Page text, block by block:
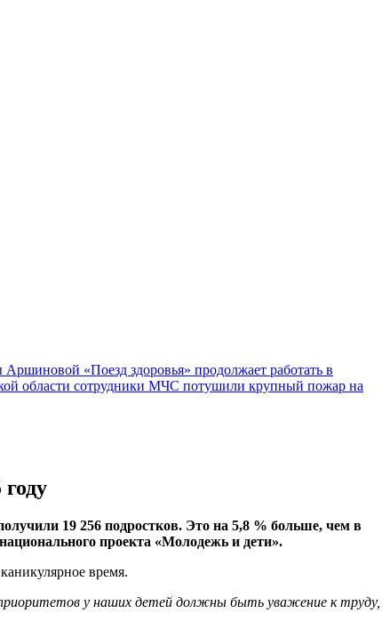
«Поезд здоровья» продолжает работать в
области сотрудники МЧС потушили крупный пожар на
19 256 подростков. Это на 5,8 % больше, чем в
проекта «Молодежь и дети».
время.
у наших детей должны быть уважение к труду,